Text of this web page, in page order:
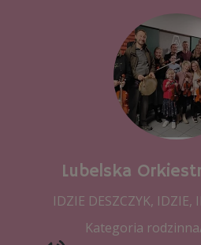
Lubelska
IDZIE DESZCZYK, IDZIE,
Kategoria